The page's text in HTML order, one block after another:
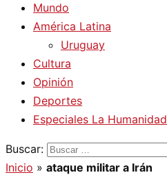
Mundo
América Latina
Uruguay
Cultura
Opinión
Deportes
Especiales La Humanidad
Buscar:
Inicio » ataque militar a Irán